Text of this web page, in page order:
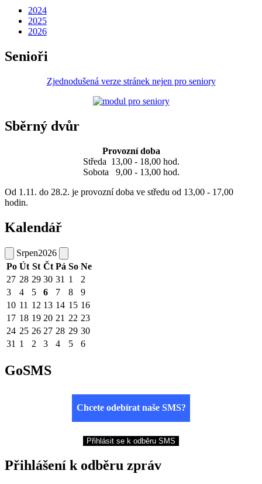
2024
2025
2026
Senioři
Zjednodušená verze stránek nejen pro seniory
Sběrný dvůr
Provozní doba
Středa 13,00 - 18,00 hod.
Sobota 9,00 - 13,00 hod.
Od 1.11. do 28.2. je provozní doba ve středu od 13,00 - 17,00
hodin.
Kalendář
Srpen2026
Po Út St Čt Pá So Ne
27 28 29 30 31 1
2
3
4 5 6 7 8
9
10 11 12 13 14 15 16
17 18 19 20 21 22 23
24 25 26 27 28 29 30
31 1 2 3 4 5 6
GoSMS
Chcete odebírat naše SMS?
Přihlásit se k odběru SMS
Přihlášení k odběru zpráv